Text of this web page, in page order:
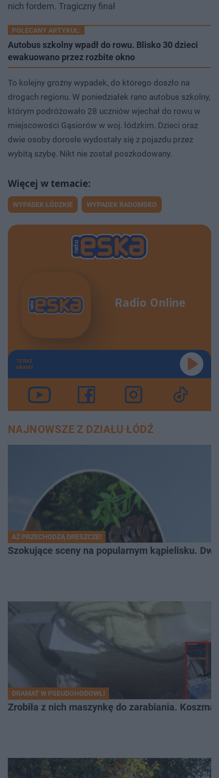
nich fordem. Tragiczny finał
POLECANY ARTYKUŁ:
Autobus szkolny wpadł do rowu. Blisko 30 dzieci
ewakuowano przez rozbite okno
To kolejny groźny wypadek, do którego doszło na
drogach regionu. W poniedziałek rano autobus szkolny,
którym podróżowało 28 uczniów wjechał do rowu w
miejscowości Gąsiorów w woj. łódzkim. Dzieci oraz
dwie osoby dorosłe wydostały się z pojazdu przez
wybitą szybę. Nikt nie został poszkodowany.
WYPADEK ŁÓDZKIE WYPADEK RADOMSKO
Radio Online
TERAZ
GRAMY
NAJNOWSZE Z DZIAŁU ŁÓDŹ
AŻ PRZECHODZĄ DRESZCZE!
Szokujące sceny na popularnym kąpielisku.
DRAMAT W PSEUDOHODOWLI
Zrobiła z nich maszynkę do zarabiania.